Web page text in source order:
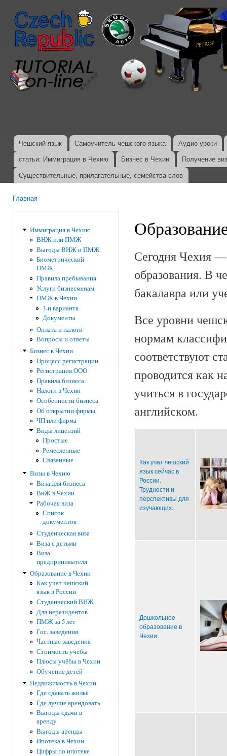
Главное меню
Чешский язык Самоучитель чешского языка
Аудио-уроки
статьи: Иммиграция в Чехию
Бизнес в Чехии
Получение
Существительные, прилагательные, семейства слов
Главная
Иммиграция в Чехию
ВНЖ или ПМЖ
Выгоды ВНЖ и ПМЖ
Биометрический
ПМЖ
Правила пребывания
Услуги бизнесменам
ПМЖ в Чехии
3-и варианта
Документы
Оплата и налоги
Вопросы и ответы
Бизнес в Чехии
Процесс регистрации
Регистрация ООО
Правила бизнеса
Налоги в Чехии
Особенности бизнеса
Об открытии фирмы
ЧП или фирма
Виды лицензий
Простые
Ремесленные
Связанные
Визы в Чехию
Виза для бизнеса
ВнЖ в Чехии
Рабочая виза
Список
документов
Студенческая виза
Виза с детьми
Виза
предпринимателя
Образование в Чехии
Как учат чешский
язык в России
Студенческий ВНЖ
Для нерезидентов
ПМЖ за 5 лет
Гос. заведения
Частные заведения
Стоимость учёбы
Плюсы учёбы в Чехии
Обучение детей
Недвижимость в Чехии
Где сдавать жильё
Где лучше арендовать
Выгоды сдачи в
аренду
Выгоды аренды
Ипотека в Чехии
Цифры по ипотеке
Сегодня Чехия —
образования. В
бакалавра или
Все уровни
нормам
соответствуют
проводится как
учиться в
английском.
Как учат чешский
язык сейчас в
России.
Трудности и
перспективы для
изучающих.
Дошкольное
образование в
Чехии